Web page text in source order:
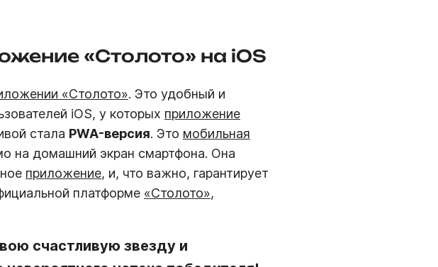
«Столото» на iOS
«Столото». Это удобный и
iOS, у которых приложение
стала PWA-версия. Это мобильная
на домашний экран смартфона. Она
приложение, и, что важно, гарантирует
платформе «Столото»,
счастливую звезду и